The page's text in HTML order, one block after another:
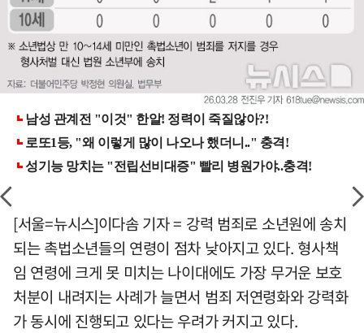
[서울=뉴시스]이다솜 기자 = 강력 범죄로 소년원에 송치
되는 촉법소년들의 연령이 점차 낮아지고 있다. 형사책
임 연령에 크게 못 미치는 나이대에도 가장 무거운 보호
처분이 내려지는 사례가 늘면서 범죄 저연령화와 강력화
가 동시에 진행되고 있다는 우려가 커지고 있다.